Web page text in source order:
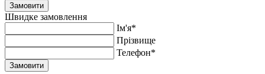
Замовити
Швидке замовлення
Ім'я*
Прiзвище
Телефон*